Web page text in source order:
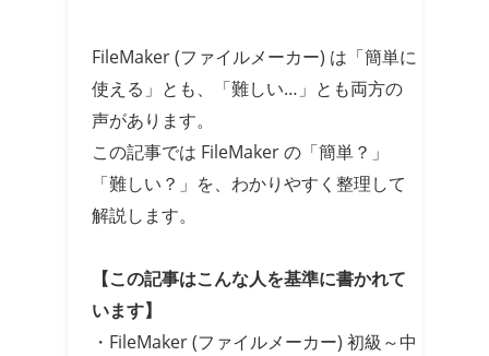
FileMaker (ファイルメーカー) は「簡単に
使える」とも、「難しい…」とも両方の
声があります。
この記事では FileMaker の「簡単？」
「難しい？」を、わかりやすく整理して
解説します。
【この記事はこんな人を基準に書かれて
います】
・FileMaker (ファイルメーカー) 初級～中